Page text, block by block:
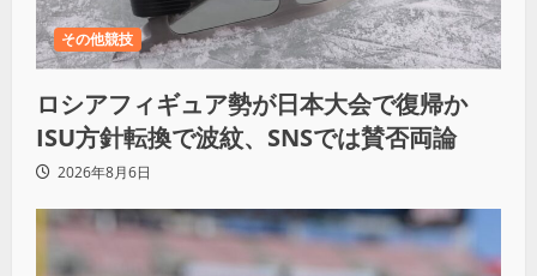
その他競技
ロシアフィギュア勢が日本大会で復帰か
ISU方針転換で波紋、SNSでは賛否両論
2026年8月6日